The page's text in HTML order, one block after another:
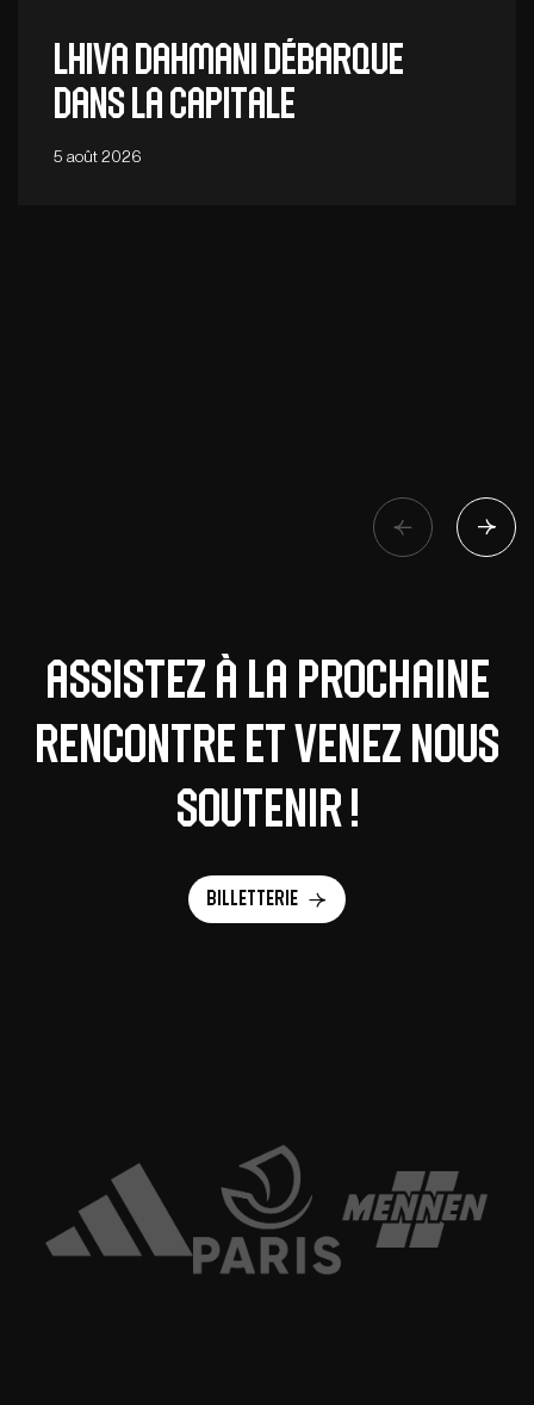
Lhiva Dahmani débarque
dans la capitale
5 août 2026
Assistez à la prochaine
rencontre et venez nous
soutenir !
Billetterie